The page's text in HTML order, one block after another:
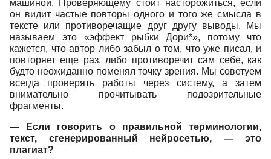
машиной. Проверяющему стоит насторожиться, если
он видит частые повторы одного и того же смысла в
тексте или противоречащие друг другу выводы. Мы
называем это «эффект рыбки Дори*», потому что
кажется, что автор либо забыл о том, что уже писал, и
повторяет еще раз, либо противоречит сам себе, как
будто неожиданно поменял точку зрения. Мы советуем
всегда проверять работы через систему, а затем
внимательно прочитывать подозрительные
фрагменты.
— Если говорить о правильной терминологии,
текст, сгенерированный нейросетью, — это
плагиат?